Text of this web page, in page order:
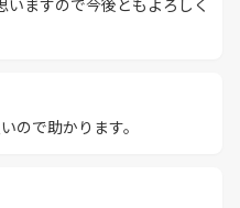
ので助かります。